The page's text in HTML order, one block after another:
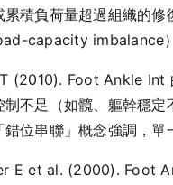
積負荷量超過組織的
capacity imbalance
(2010). Foot Ankle Int
不足（如髖、軀幹穩
位串聯」概念強調，單
E et al. (2000). Foot